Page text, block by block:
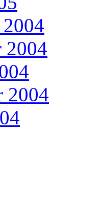
2004
2004